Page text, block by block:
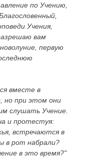
по Учению,
Учения,
вам
первую
вместе в
но при этом они
слушать Учение.
и протестуя:
встречаются в
в рот набрали?
в это время?"